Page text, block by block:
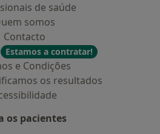
de saúde
somos
Contacto
Estamos a contratar!
e Condições
os resultados
os pacientes